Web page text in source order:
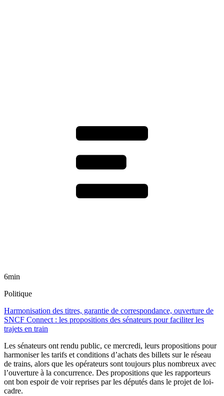
6min
Politique
Harmonisation des titres, garantie de correspondance, ouverture de
SNCF Connect : les propositions des sénateurs pour faciliter les
trajets en train
Les sénateurs ont rendu public, ce mercredi, leurs propositions pour
harmoniser les tarifs et conditions d’achats des billets sur le réseau
de trains, alors que les opérateurs sont toujours plus nombreux avec
l’ouverture à la concurrence. Des propositions que les rapporteurs
ont bon espoir de voir reprises par les députés dans le projet de loi-
cadre.